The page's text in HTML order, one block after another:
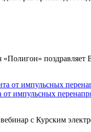
поздравляет
от импульсных
с Курским